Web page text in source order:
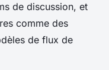
de discussion, et
comme des
de flux de